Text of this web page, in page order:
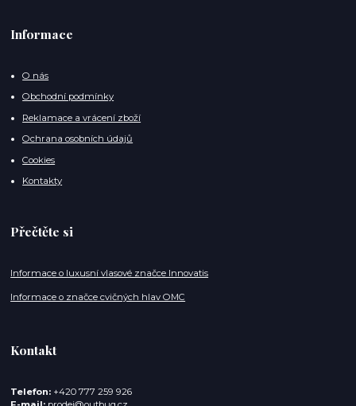
Informace
O nás
Obchodní podmínky
Reklamace a vrácení zboží
Ochrana osobních údajů
Cookies
Kontakty
Přečtěte si
Informace o luxusní vlasové značce Innovatis
Informace o značce cvičných hlav OMC
Kontakt
Telefon: +420 777 259 926